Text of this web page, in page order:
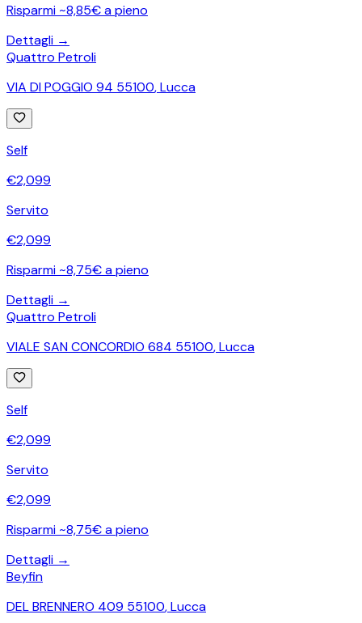
Risparmi ~8,85€ a pieno
Dettagli →
Quattro Petroli
VIA DI POGGIO 94 55100,Lucca
Self
€2,099
Servito
€2,099
Risparmi ~8,75€ a pieno
Dettagli →
Quattro Petroli
VIALE SAN CONCORDIO 684 55100,Lucca
Self
€2,099
Servito
€2,099
Risparmi ~8,75€ a pieno
Dettagli →
Beyfin
DEL BRENNERO 409 55100,Lucca